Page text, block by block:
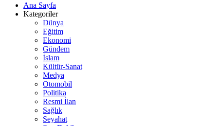
Ana Sayfa
Kategoriler
Dünya
Eğitim
Ekonomi
Gündem
İslam
Kültür-Sanat
Medya
Otomobil
Politika
Resmi İlan
Sağlık
Seyahat